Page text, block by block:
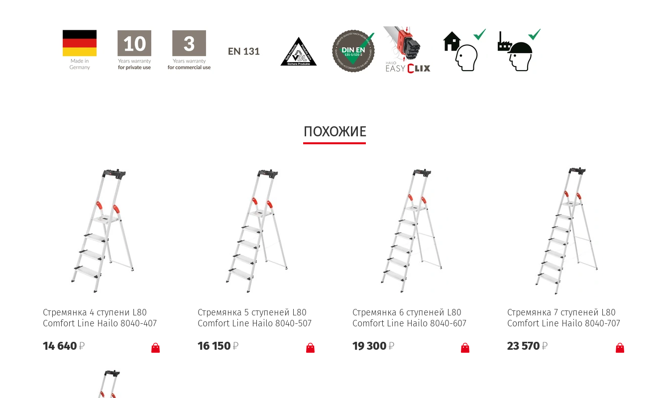
ПОХОЖИЕ
Стремянка 4 ступени L80
Comfort Line Hailo 8040-407
14 640
Стремянка 5 ступеней L80
Comfort Line Hailo 8040-507
16 150
Стремянка 6 ступеней L80
Comfort Line Hailo 8040-607
19 300
Стремянка 7 ступеней L80
Comfort Line Hailo 8040-707
23 570